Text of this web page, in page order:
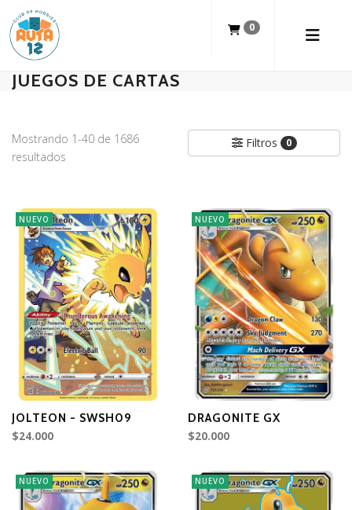
0
JUEGOS DE CARTAS
Mostrando 1-40 de 1686
resultados
Filtros 0
NUEVO
JOLTEON - SWSH09
$24.000
NUEVO
DRAGONITE GX
$20.000
NUEVO NUEVO